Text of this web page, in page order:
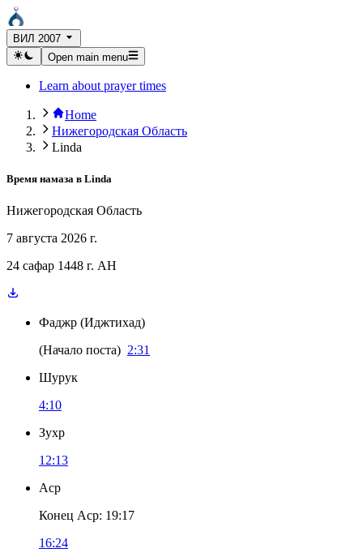
ВИЛ 2007
Open main menu
Learn about prayer times
Home
Нижегородская Область
Linda
Время намаза в Linda
Нижегородская Область
7 августа 2026 г.
24 сафар 1448 г. AH
Фаджр (Иджтихад)
(Начало поста) 2:31
Шурук
4:10
Зухр
12:13
Аср
Конец Аср: 19:17
16:24